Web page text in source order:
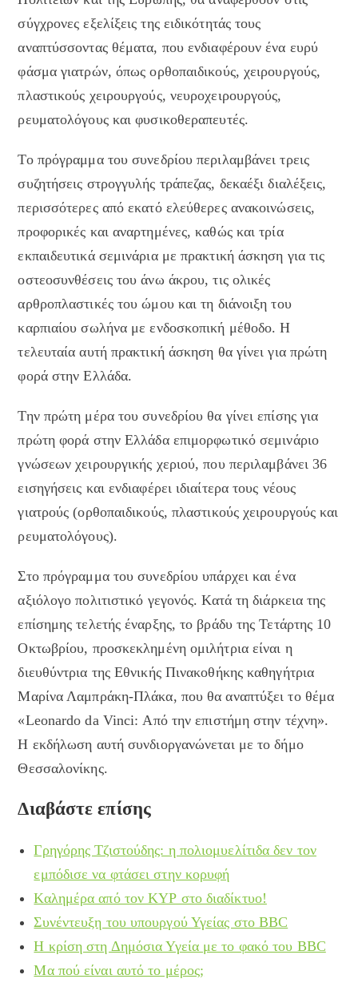
σύγχρονες εξελίξεις της ειδικότητάς τους
αναπτύσσοντας θέματα, που ενδιαφέρουν ένα ευρύ
φάσμα γιατρών, όπως ορθοπαιδικούς, χειρουργούς,
πλαστικούς χειρουργούς, νευροχειρουργούς,
ρευματολόγους και φυσικοθεραπευτές.
Το πρόγραμμα του συνεδρίου περιλαμβάνει τρεις
συζητήσεις στρογγυλής τράπεζας, δεκαέξι διαλέξεις,
περισσότερες από εκατό ελεύθερες ανακοινώσεις,
προφορικές και αναρτημένες, καθώς και τρία
εκπαιδευτικά σεμινάρια με πρακτική άσκηση για τις
οστεοσυνθέσεις του άνω άκρου, τις ολικές
αρθροπλαστικές του ώμου και τη διάνοιξη του
καρπιαίου σωλήνα με ενδοσκοπική μέθοδο. Η
τελευταία αυτή πρακτική άσκηση θα γίνει για πρώτη
φορά στην Ελλάδα.
Την πρώτη μέρα του συνεδρίου θα γίνει επίσης για
πρώτη φορά στην Ελλάδα επιμορφωτικό σεμινάριο
γνώσεων χειρουργικής χεριού, που περιλαμβάνει 36
εισηγήσεις και ενδιαφέρει ιδιαίτερα τους νέους
γιατρούς (ορθοπαιδικούς, πλαστικούς χειρουργούς και
ρευματολόγους).
Στο πρόγραμμα του συνεδρίου υπάρχει και ένα
αξιόλογο πολιτιστικό γεγονός. Κατά τη διάρκεια της
επίσημης τελετής έναρξης, το βράδυ της Τετάρτης 10
Οκτωβρίου, προσκεκλημένη ομιλήτρια είναι η
διευθύντρια της Εθνικής Πινακοθήκης καθηγήτρια
Μαρίνα Λαμπράκη-Πλάκα, που θα αναπτύξει το θέμα
«Leonardo da Vinci: Από την επιστήμη στην τέχνη».
Η εκδήλωση αυτή συνδιοργανώνεται με το δήμο
Θεσσαλονίκης.
Διαβάστε επίσης
Γρηγόρης Τζιστούδης: η πολιομυελίτιδα δεν τον
εμπόδισε να φτάσει στην κορυφή
Καλημέρα από τον ΚΥΡ στο διαδίκτυο!
Συνέντευξη του υπουργού Υγείας στο BBC
Η κρίση στη Δημόσια Υγεία με το φακό του BBC
Μα πού είναι αυτό το μέρος;